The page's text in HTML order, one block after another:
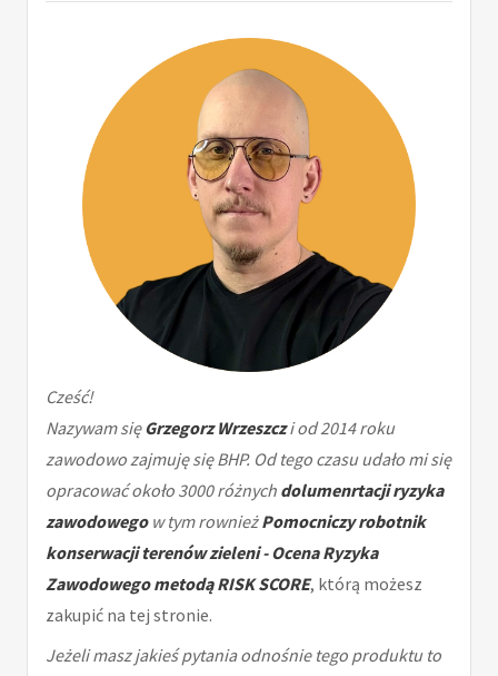
Cześć!
Nazywam sięGrzegorz Wrzeszczi od 2014 roku
zawodowo zajmuję się BHP. Od tego czasu udało mi się
opracować około 3000 różnych dolumenrtacji ryzyka
zawodowegow tym rownieżPomocniczy robotnik
konserwacji terenów zieleni - Ocena Ryzyka
Zawodowego metodą RISK SCORE, którą możesz
zakupić na tej stronie.
Jeżeli masz jakieś pytania odnośnie tego produktu to